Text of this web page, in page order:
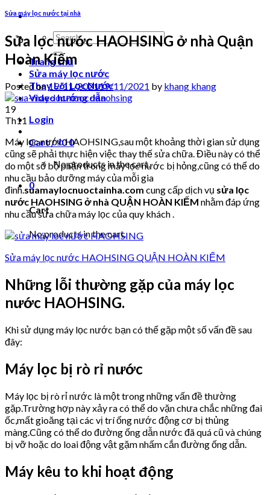
Search
for:
Trang chủ
Sửa máy lọc nước
Thay Lõi Lọc Nước
Video hướng dẫn
Login
Cart /₫00
No products in the cart.
0
Cart
No products in the cart.
Sửa máy lọc nước tại nhà
Sửa lọc nước HAOHSING ở nhà Quận
Hoàn Kiếm
Posted on19/11/202119/11/2021 by khang khang
19
Th11
Máy lọc nước HAOHSING,sau một khoảng thời gian sử dụng
cũng sẽ phải thực hiện việc thay thế sửa chữa. Điều này có thể
do một số bộ phận trong máy lọc nước bị hỏng,cũng có thể do
nhu cầu bảo dưỡng máy của mỗi gia
đình.suamaylocnuoctainha.com cung cấp dịch vụ sửa lọc
nước HAOHSING ở nhà QUẬN HOÀN KIẾM nhằm đáp ứng
nhu cầu sửa chữa máy lọc của quy khách .
Sửa máy lọc nước HAOHSING QUẬN HOÀN KIẾM
Những lỗi thường gặp của máy lọc
nước HAOHSING.
Khi sử dụng máy lọc nước bạn có thể gặp một số vấn đề sau
đây:
Máy lọc bị rò rỉ nước
Máy lọc bị rò rỉ nước là một trong những vấn đề thường
gặp.Trường hợp này xảy ra có thể do vặn chưa chắc những đai
ốc,mất gioăng tại các vị trí ống nước động cơ bị thủng
màng.Cũng có thể do đường ống dẫn nước đã quá cũ và chúng
bị vỡ hoặc do loai động vật gặm nhấm cắn đường ống dẫn.
Máy kêu to khi hoạt động